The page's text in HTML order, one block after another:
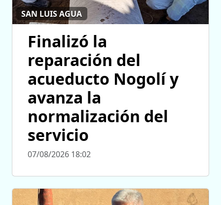
SAN LUIS AGUA
Finalizó la
reparación del
acueducto Nogolí y
avanza la
normalización del
servicio
07/08/2026 18:02